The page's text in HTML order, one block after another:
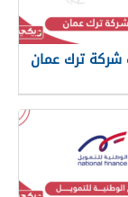
شركة ترك عمان